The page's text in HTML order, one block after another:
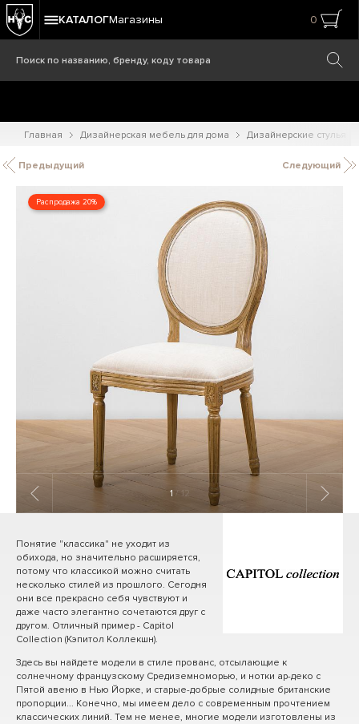
КАТАЛОГМагазины 0
Главная Дизайнерская мебель для дома Дизайнерские стулья
Предыдущий Следующий
Распродажа 20%
1 / 12
Понятие "классика" не уходит из
обихода, но значительно расширяется,
потому что классикой можно считать
несколько стилей из прошлого. Сегодня
они все прекрасно себя чувствуют и
даже часто элегантно сочетаются друг с
другом. Отличный пример - Capitol
Collection (Кэпитол Коллекшн).
Здесь вы найдете модели в стиле прованс, отсылающие к
солнечному французскому Средиземноморью, и нотки ар-деко с
Пятой авеню в Нью Йорке, и старые-добрые солидные британские
пропорции... Конечно, мы имеем дело с современным прочтением
классических линий. Тем не менее, многие модели изготовлены из